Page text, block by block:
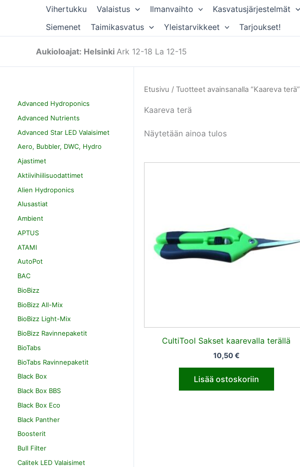
Vihertukku Valaistus Ilmanvaihto Kasvatusjärjestelmät
Siemenet
Taimikasvatus Yleistarvikkeet Tarjoukset!
Aukioloajat: Helsinki Ark 12-18 La 12-15
Advanced Hydroponics
Advanced Nutrients
Advanced Star LED Valaisimet
Aero, Bubbler, DWC, Hydro
Ajastimet
Aktiivihiilisuodattimet
Alien Hydroponics
Alusastiat
Ambient
APTUS
ATAMI
AutoPot
BAC
BioBizz
BioBizz All-Mix
BioBizz Light-Mix
BioBizz Ravinnepaketit
BioTabs
BioTabs Ravinnepaketit
Black Box
Black Box BBS
Black Box Eco
Black Panther
Boosterit
Bull Filter
Calitek LED Valaisimet
Etusivu / Tuotteet avainsanalla “Kaareva terä”
Kaareva terä
Näytetään ainoa tulos
CultiTool Sakset kaarevalla terällä
10,50€
Lisää ostoskoriin